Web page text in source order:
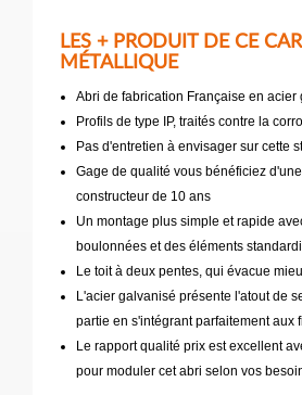
LES + PRODUIT DE CE
MÉTALLIQUE
Abri de fabrication Française en acier
Profils de type IP, traités contre la
Pas d'entretien à envisager sur cette
Gage de qualité vous bénéficiez
constructeur de 10 ans
Un montage plus simple et rapide
boulonnées et des éléments
Le toit à deux pentes, qui évacue
L'acier galvanisé présente l'atout de
partie en s'intégrant parfaitement aux
Le rapport qualité prix est excellent
pour moduler cet abri selon vos